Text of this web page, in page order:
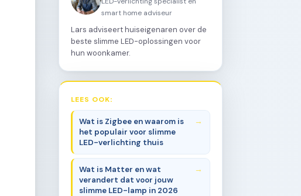
smart home adviseur
Lars adviseert huiseigenaren over de
beste slimme LED-oplossingen voor
hun woonkamer.
LEES OOK:
Wat is Zigbee en waarom is
het populair voor slimme
LED-verlichting thuis
Wat is Matter en wat
verandert dat voor jouw
slimme LED-lamp in 2026